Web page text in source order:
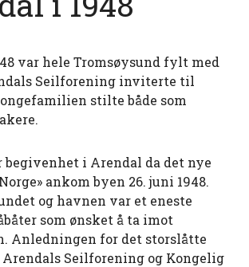
var hele Tromsøysund fylt med
Seilforening inviterte til
stilte både som
begivenhet i Arendal da det nye
ankom byen 26. juni 1948.
og havnen var et eneste
som ønsket å ta imot
Anledningen for det storslåtte
Seilforening og Kongelig